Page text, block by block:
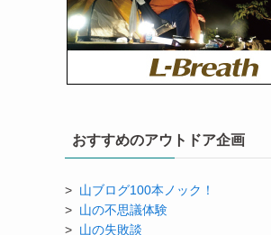
おすすめのアウトドア企画
> 山ブログ100本ノック！
> 山の不思議体験
> 山の失敗談